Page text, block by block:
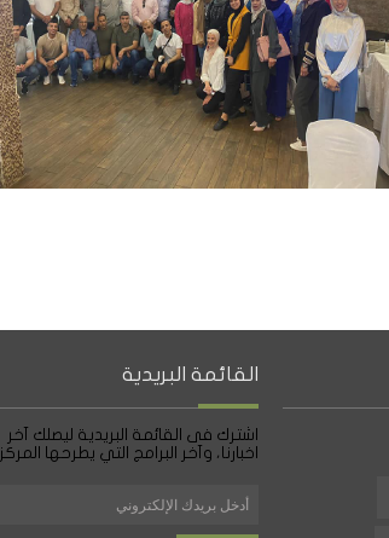
القائمة البريدية
اشترك فى القائمة البريدية ليصلك آخر
اخبارنا، وآخر البرامج التي يطرحها المركز